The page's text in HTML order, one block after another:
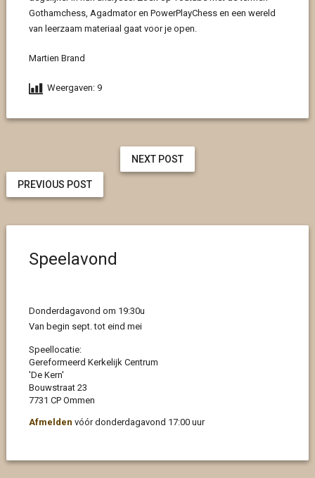
Gothamchess, Agadmator en PowerPlayChess en een wereld
van leerzaam materiaal gaat voor je open.
Martien Brand
Weergaven: 9
NEXT POST
PREVIOUS POST
Speelavond
Donderdagavond om 19:30u
Van begin sept. tot eind mei
Speellocatie:
Gereformeerd Kerkelijk Centrum
'De Kern'
Bouwstraat 23
7731 CP Ommen
Afmelden vóór donderdagavond 17:00 uur